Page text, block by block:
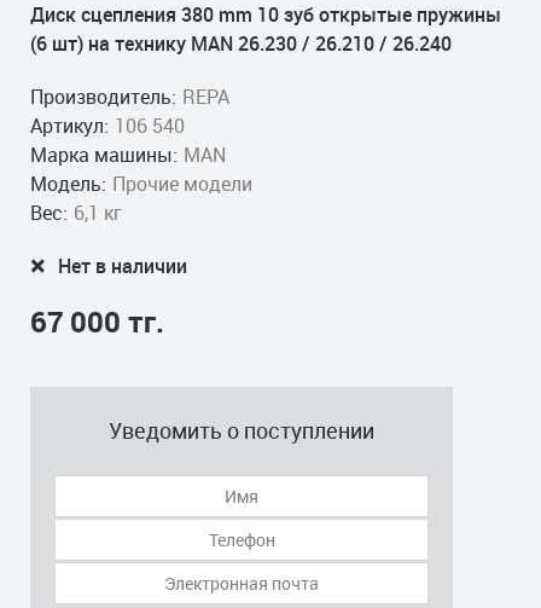
Диск сцепления 380 mm 10 зуб открытые пружины
(6 шт) на технику MAN 26.230 / 26.210 / 26.240
Производитель: REPA
Артикул: 106 540
Марка машины: MAN
Модель: Прочие модели
Вес: 6,1 кг
Нет в наличии
67 000 тг.
Уведомить о поступлении